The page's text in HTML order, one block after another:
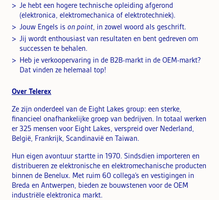
Je hebt een hogere technische opleiding afgerond
(elektronica, elektromechanica of elektrotechniek).
Jouw Engels is on point, in zowel woord als geschrift.
Jij wordt enthousiast van resultaten en bent gedreven om
successen te behalen.
Heb je verkoopervaring in de B2B-markt in de OEM-markt?
Dat vinden ze helemaal top!
Over Telerex
Ze zijn onderdeel van de Eight Lakes group: een sterke,
financieel onafhankelijke groep van bedrijven. In totaal werken
er 325 mensen voor Eight Lakes, verspreid over Nederland,
België, Frankrijk, Scandinavië en Taiwan.
Hun eigen avontuur startte in 1970. Sindsdien importeren en
distribueren ze elektronische en elektromechanische producten
binnen de Benelux. Met ruim 60 collega’s en vestigingen in
Breda en Antwerpen, bieden ze bouwstenen voor de OEM
industriële elektronica markt.